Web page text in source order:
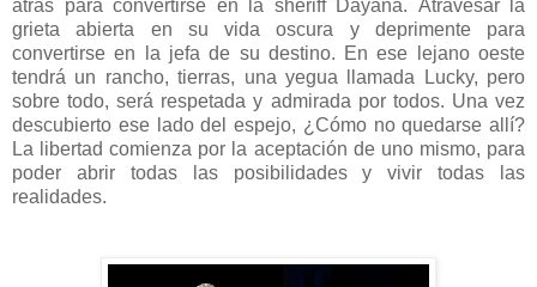
atrás para convertirse en la sheriff Dayana. Atravesar la
grieta abierta en su vida oscura y deprimente para
convertirse en la jefa de su destino. En ese lejano oeste
tendrá un rancho, tierras, una yegua llamada Lucky, pero
sobre todo, será respetada y admirada por todos. Una vez
descubierto ese lado del espejo, ¿Cómo no quedarse allí?
La libertad comienza por la aceptación de uno mismo, para
poder abrir todas las posibilidades y vivir todas las
realidades.